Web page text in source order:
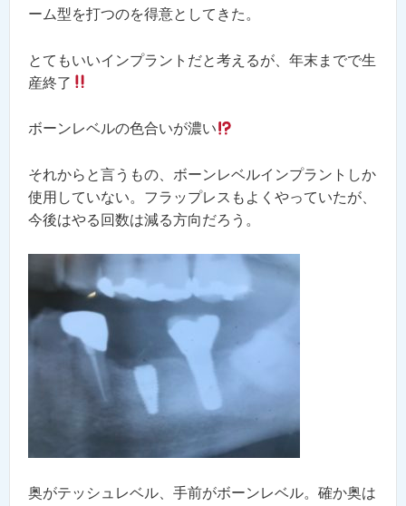
ーム型を打つのを得意としてきた。
とてもいいインプラントだと考えるが、年末までで生
産終了
ボーンレベルの色合いが濃い
それからと言うもの、ボーンレベルインプラントしか
使用していない。フラップレスもよくやっていたが、
今後はやる回数は減る方向だろう。
奥がテッシュレベル、手前がボーンレベル。確か奥は